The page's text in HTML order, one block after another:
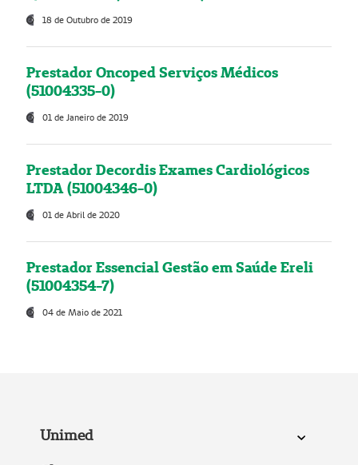
18 de Outubro de 2019
Prestador Oncoped Serviços Médicos
(51004335-0)
01 de Janeiro de 2019
Prestador Decordis Exames Cardiológicos
LTDA (51004346-0)
01 de Abril de 2020
Prestador Essencial Gestão em Saúde Ereli
(51004354-7)
04 de Maio de 2021
Unimed